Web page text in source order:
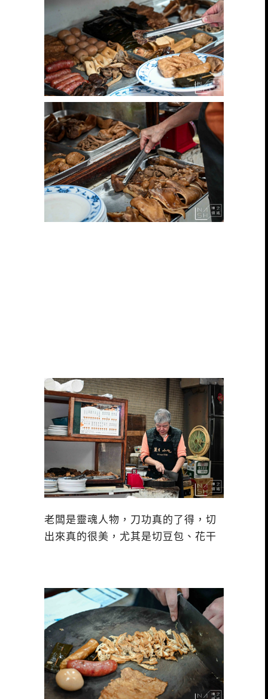
老闆是靈魂人物，刀功真的了得，切
出來真的很美，尤其是切豆包、花干